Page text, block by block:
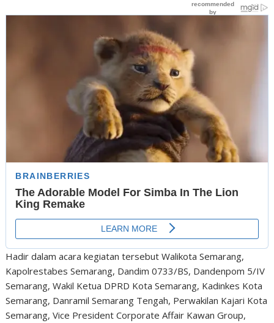
Hadir dalam acara kegiatan tersebut Walikota Semarang,
Kapolrestabes Semarang, Dandim 0733/BS, Dandenpom 5/IV
Semarang, Wakil Ketua DPRD Kota Semarang, Kadinkes Kota
Semarang, Danramil Semarang Tengah, Perwakilan Kajari Kota
Semarang, Vice President Corporate Affair Kawan Group,